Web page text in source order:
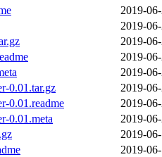
2019-
2019-
2019-
2019-
2019-
0.01.tar.gz
2019-
0.01.readme
2019-
0.01.meta
2019-
2019-
2019-